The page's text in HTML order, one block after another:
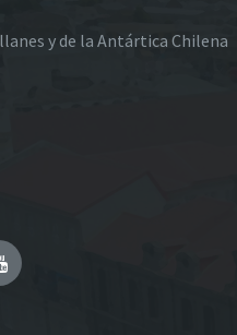
y de la Antártica Chilena
YouTube